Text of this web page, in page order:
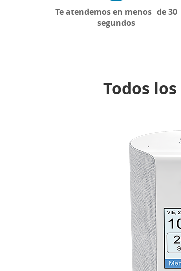
Te atendemos en menos de 30
segundos
Todos